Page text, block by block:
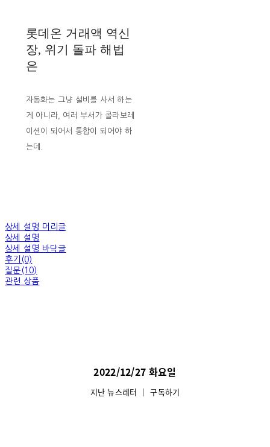
롯데온 거래액 역신
장, 위기 돌파 해법
은
자동화는 그냥 설비를 사서 하는
게 아니라, 여러 부서가 콜라보레
이션이 되어서 통합이 되어야 하
는데.
상세 설명 머리글
상세 설명
상세 설명 바닥글
후기(0)
질문(10)
관련 상품
2022/12/27 화요일
지난 뉴스레터 │구독하기